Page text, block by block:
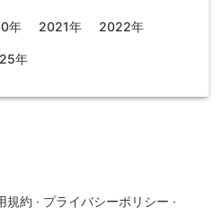
年 2021年 2022年
年
規約 · プライバシーポリシー ·